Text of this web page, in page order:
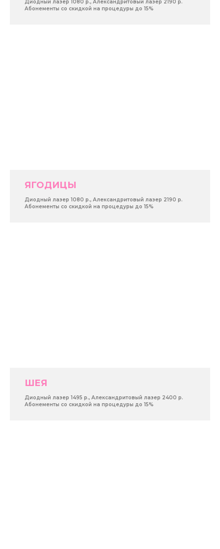
Диодный лазер 1080 р., Александритовый лазер 2190 р.
Абонементы со скидкой на процедуры до 15%
ЯГОДИЦЫ
Диодный лазер 1080 р., Александритовый лазер 2190 р.
Абонементы со скидкой на процедуры до 15%
ШЕЯ
Диодный лазер 1495 р., Александритовый лазер 2400 р.
Абонементы со скидкой на процедуры до 15%